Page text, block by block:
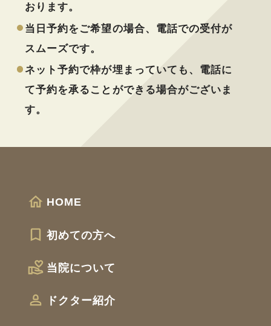
おります。
当日予約をご希望の場合、電話での受付が
スムーズです。
ネット予約で枠が埋まっていても、電話に
て予約を承ることができる場合がございま
す。
HOME
初めての方へ
当院について
ドクター紹介